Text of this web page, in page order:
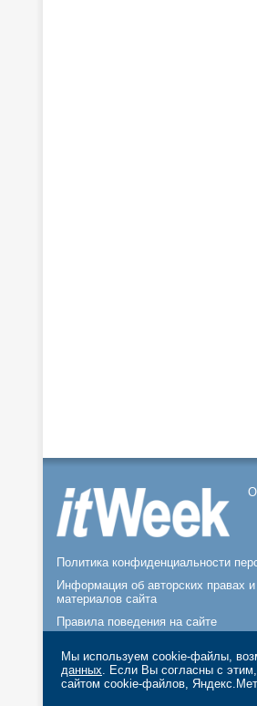
Политика конфиденциальности
Информация об авторских правах
материалов сайта
Правила поведения на сайте
Мы используем cookie-файлы,
данных. Если Вы согласны с
сайтом cookie-файлов,